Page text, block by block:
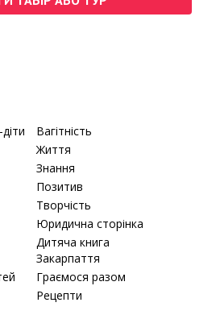
Вагітність
Життя
Знання
Позитив
Творчість
Юридична сторінка
Дитяча книга
Закарпаття
Граємося разом
Рецепти